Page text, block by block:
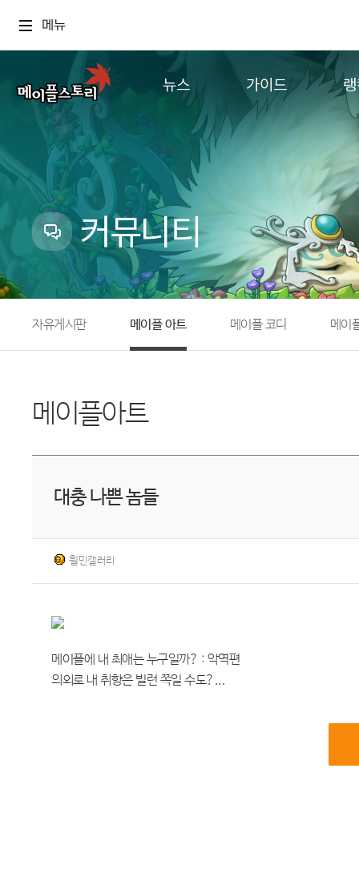
메뉴
뉴스
업데이트
이벤트
캐시샵 공지
메이플 알림판
with maple
가이드
추가정보
컨텐
커뮤니티
자유게시판 메이플 아트 메이플 코디 메이
메이플아트
대충 나쁜 놈들
흴민갤러리
메이플에 내 최애는 누구일까? : 악역편
의외로 내 취향은 빌런 쪽일 수도?...